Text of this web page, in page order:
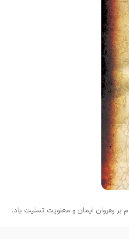
بر رهروان ایمان و معنویت تسلیت باد.